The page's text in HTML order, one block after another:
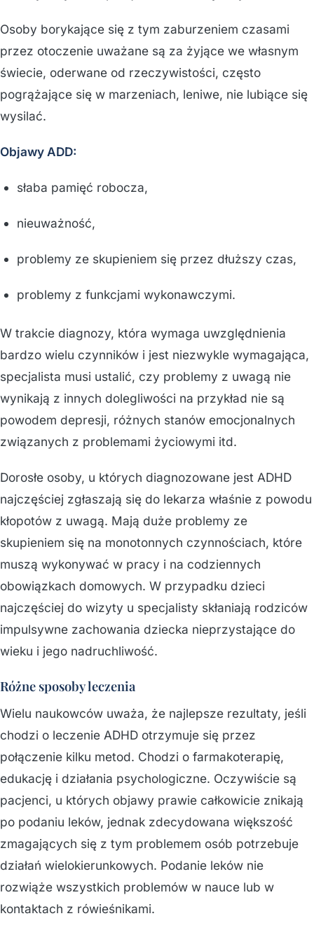
Osoby borykające się z tym zaburzeniem czasami
przez otoczenie uważane są za żyjące we własnym
świecie, oderwane od rzeczywistości, często
pogrążające się w marzeniach, leniwe, nie lubiące się
wysilać.
Objawy ADD:
słaba pamięć robocza,
nieuważność,
problemy ze skupieniem się przez dłuższy czas,
problemy z funkcjami wykonawczymi.
W trakcie diagnozy, która wymaga uwzględnienia
bardzo wielu czynników i jest niezwykle wymagająca,
specjalista musi ustalić, czy problemy z uwagą nie
wynikają z innych dolegliwości na przykład nie są
powodem depresji, różnych stanów emocjonalnych
związanych z problemami życiowymi itd.
Dorosłe osoby, u których diagnozowane jest ADHD
najczęściej zgłaszają się do lekarza właśnie z powodu
kłopotów z uwagą. Mają duże problemy ze
skupieniem się na monotonnych czynnościach, które
muszą wykonywać w pracy i na codziennych
obowiązkach domowych. W przypadku dzieci
najczęściej do wizyty u specjalisty skłaniają rodziców
impulsywne zachowania dziecka nieprzystające do
wieku i jego nadruchliwość.
Różne sposoby leczenia
Wielu naukowców uważa, że najlepsze rezultaty, jeśli
chodzi o leczenie ADHD otrzymuje się przez
połączenie kilku metod. Chodzi o farmakoterapię,
edukację i działania psychologiczne. Oczywiście są
pacjenci, u których objawy prawie całkowicie znikają
po podaniu leków, jednak zdecydowana większość
zmagających się z tym problemem osób potrzebuje
działań wielokierunkowych. Podanie leków nie
rozwiąże wszystkich problemów w nauce lub w
kontaktach z rówieśnikami.